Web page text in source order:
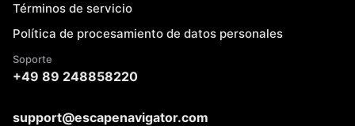
Términos de servicio
Política de procesamiento de datos personales
Soporte
+49 89 248858220
support@escapenavigator.com